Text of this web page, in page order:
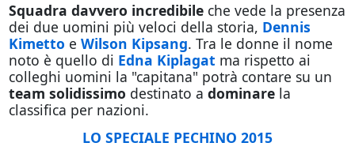
Squadra davvero incredibile che vede la presenza
dei due uomini più veloci della storia, Dennis
Kimetto e Wilson Kipsang. Tra le donne il nome
noto è quello di Edna Kiplagat ma rispetto ai
colleghi uomini la "capitana" potrà contare su un
team solidissimo destinato a dominarela
classifica per nazioni.
LO SPECIALE PECHINO 2015